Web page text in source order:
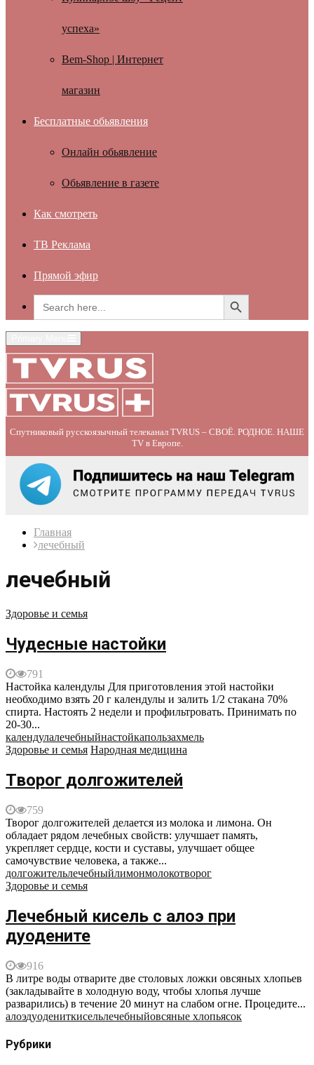
успеха»
Bem-Shop | Интернет
магазин
Бесплатные обьявления
Онлайн обьявление
Обьявление в газете
Как смотреть
ТВ Реклама
Прямой эфир
Search
for:
Search Button
Спутниковый русскоязычный телеканал TVRUS – СВОЁ. РОДНОЕ. НАШЕ
TV в Европе.
Главная
лечебный
лечебный
Здоровье и семья
Чудесные настойки
791
Настойка календулы Для приготовления этой настойки
необходимо взять 20 г календулы и залить 1/2 стакана 70%
спирта. Настоять 2 недели и профильтровать. Принимать по
20-30...
календулалечебныйнастойкапользахмель
Здоровье и семья Народная медицина
Творог долгожителей
759
Творог долгожителей делается из молока и лимона. Он
обладает рядом лечебных свойств: улучшает память,
укрепляет сердце, кости и суставы, улучшает общее
самочувствие человека, а также...
долгожительлечебныйлимонмолокотворог
Здоровье и семья
Лечебный кисель с алоэ при
дуодените
916
В литре воды отварите две столовых ложки овсяных хлопьев
(закладывайте в холодную воду, чтобы хлопья лучше
разварились) в течение 20 минут на слабом огне. Процедите...
алоэдуодениткисельлечебныйовсяные хлопьясок
Рубрики